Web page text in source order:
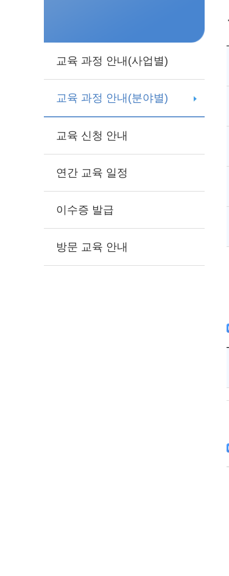
교육 과정 안내(사업별)
교육 과정 안내(분야별)
교육 신청 안내
연간 교육 일정
이수증 발급
방문 교육 안내